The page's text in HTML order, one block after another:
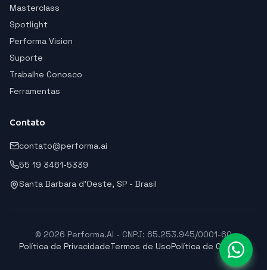
Masterclass
Spotlight
Performa Vision
Suporte
Trabalhe Conosco
Ferramentas
Contato
contato@performa.ai
55 19 3461-5339
Santa Barbara d'Oeste, SP - Brasil
© 2026 Performa.AI - CNPJ: 65.253.945/0001-60
Política de PrivacidadeTermos de UsoPolítica de Cookies